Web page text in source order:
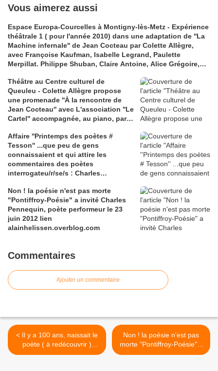
Vous aimerez aussi
Espace Europa-Courcelles à Montigny-lès-Metz - Expérience
théâtrale 1 ( pour l'année 2010) dans une adaptation de ''La
Machine infernale'' de Jean Cocteau par Colette Allègre,
avec Françoise Kaufman, Isabelle Legrand, Paulette
Merpillat. Philippe Shuban, Claire Antoine, Alice Grégoire,
Théâtre au Centre culturel de
Queuleu - Colette Allègre propose
une promenade ''À la rencontre de
Jean Cocteau'' avec L'association ''Le
Cartel'' accompagnée, au piano, par
février à 20h 30, avec Claire Antoine,
Marie-Claude Attarca, Fabrice
Brécourt, Joëlle Prosi et Elisabeth
Schmitt.
Affaire ''Printemps des poètes #
Tesson'' ...que peu de gens
connaissaient et qui attire les
commentaires des poètes
interrogateu/r/se/s : Charles
Perrin | Carmen Diez Salvatierra |
Laurent Cauwet | Amandine André,
interrogateuifs . 2 Liens 1) lundi.am
''Feu sur le Printemps des poètes (
oublier Tesson )'' ; 2) Un mois plus tôt
Non ! la poésie n'est pas morte
"Pontiffroy-Poésie" a invité Charles
Pennequin, poète performeur le 23
juin 2012 lien
alainhelissen.overblog.com
Commentaires
Ajouter un commentaire
< Il y a 100 ans, naissait le
poète ( à redécouvrir )
Saint-Denis GARNEAU, le
Non ! la poésie n'est pas
morte "Pontiffroy-Poésie" a
invité Charles Pennequin,